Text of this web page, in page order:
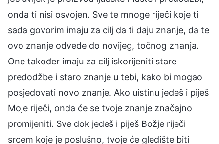
onda ti nisi osvojen. Sve te mnoge riječi koje ti
sada govorim imaju za cilj da ti daju znanje, da te
ovo znanje odvede do novijeg, točnog znanja.
One također imaju za cilj iskorijeniti stare
predodžbe i staro znanje u tebi, kako bi mogao
posjedovati novo znanje. Ako uistinu jedeš i piješ
Moje riječi, onda će se tvoje znanje značajno
promijeniti. Sve dok jedeš i piješ Božje riječi
srcem koje je poslušno, tvoje će gledište biti